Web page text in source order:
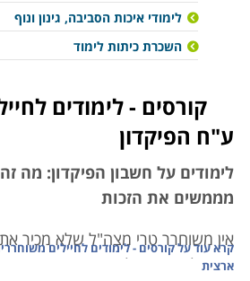
לימודי איכות הסביבה, גינון ונוף
השכרת כיתות לימוד
קורסים - לימודים
ע"ח הפיקדון
לימודים על חשבון הפיקדון: מה
מממשים את הזכות
אין משוחרר טרי מצה"ל שלא מכיר את
רוצה לדעת איך לעשות בו שימוש. הקרן
קרא עוד עלקורסים - לימודים לחיילים
ארצית